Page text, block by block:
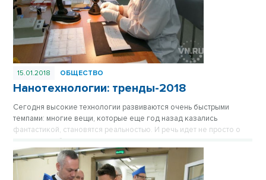
15.01.2018 ОБЩЕСТВО
Нанотехнологии: тренды-2018
Сегодня высокие технологии развиваются очень быстрыми
темпами: многие вещи, которые еще год назад казались
фантастикой, становятся реальностью. И речь идет не просто о
новых разработках, а о высокотехнологичных производствах на
их основе, помощь и поддержку которым оказывает, в том числе,
Фонд образовательных и инфраструктурных программ (группа
«РОСНАНО»). Появляются они и в Новосибирске.